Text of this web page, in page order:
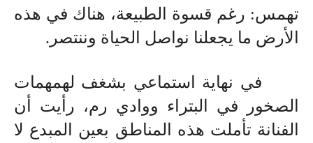
تهمس: رغم قسوة الطبيعة، هناك في هذه
الأرض ما يجعلنا نواصل الحياة وننتصر .
في نهاية استماعي بشغف لهمهمات
الصخور في البتراء ووادي رم، رأيت أن
الفنانة تأملت هذه المناطق بعين المبدع لا